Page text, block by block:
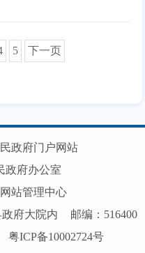
5 下一页
政府门户网站
政府办公室
站管理中心
府大院内
邮编：516400
粤ICP备10002724号